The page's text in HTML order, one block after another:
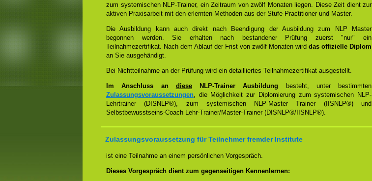
zum systemischen NLP-Trainer, ein Zeitraum von zwölf Monaten liegen. Diese Zeit dient zur
aktiven Praxisarbeit mit den erlernten Methoden aus der Stufe Practitioner und Master.
Die Ausbildung kann auch direkt nach Beendigung der Ausbildung zum NLP Master
begonnen werden. Sie erhalten nach bestandener Prüfung zuerst "nur" ein
Teilnahmezertifikat. Nach dem Ablauf der Frist von zwölf Monaten wird das offizielle Diplom
an Sie ausgehändigt.
Bei Nichtteilnahme an der Prüfung wird ein detailliertes Teilnahmezertifikat ausgestellt.
Im Anschluss an dieseNLP-Trainer Ausbildung besteht, unter bestimmten
Zulassungsvoraussetzungen, die Möglichkeit zur Diplomierung zum systemischen NLP-
Lehrtrainer (DISNLP®), zum systemischen NLP-Master Trainer (IISNLP®) und
Selbstbewusstseins-Coach Lehr-Trainer/Master-Trainer (DISNLP®/IISNLP®).
Zulassungsvoraussetzung für Teilnehmer fremder Institute
ist eine Teilnahme an einem persönlichen Vorgespräch.
Dieses Vorgespräch dient zum gegenseitigen Kennenlernen: